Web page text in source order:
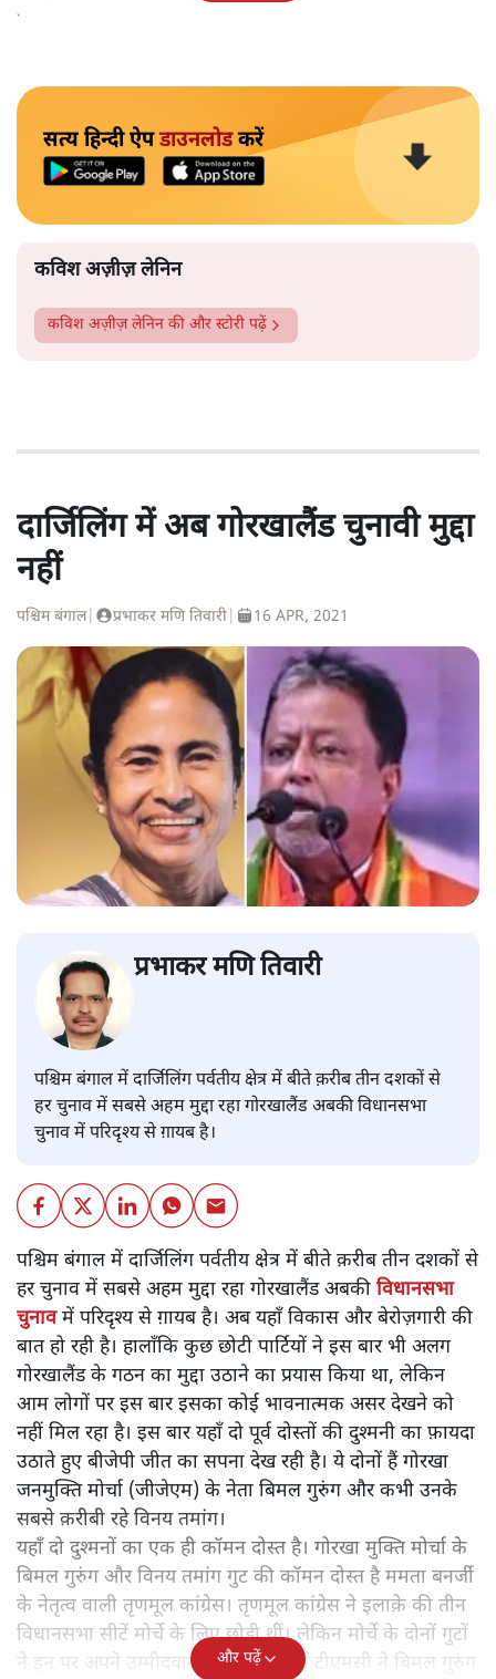
का विसर्जन देखने को मजबूर है।
सत्य हिन्दी ऐपडाउनलोडकरें
कविश अज़ीज़ लेनिन
कविश अज़ीज़ लेनिन की और स्टोरी पढ़ें
दार्जिलिंग में अब गोरखालैंड चुनावी मुद्दा
नहीं
पश्चिम बंगाल| प्रभाकर मणि तिवारी 16 APR, 2021
प्रभाकर मणि तिवारी
पश्चिम बंगाल में दार्जिलिंग पर्वतीय क्षेत्र में बीते क़रीब तीन दशकों से
हर चुनाव में सबसे अहम मुद्दा रहा गोरखालैंड अबकी विधानसभा
चुनाव में परिदृश्य से ग़ायब है।
पश्चिम बंगाल में दार्जिलिंग पर्वतीय क्षेत्र में बीते क़रीब तीन दशकों से
हर चुनाव में सबसे अहम मुद्दा रहा गोरखालैंड अबकी विधानसभा
चुनावमें परिदृश्य से ग़ायब है। अब यहाँ विकास और बेरोज़गारी की
बात हो रही है। हालाँकि कुछ छोटी पार्टियों ने इस बार भी अलग
गोरखालैंड के गठन का मुद्दा उठाने का प्रयास किया था, लेकिन
आम लोगों पर इस बार इसका कोई भावनात्मक असर देखने को
नहीं मिल रहा है। इस बार यहाँ दो पूर्व दोस्तों की दुश्मनी का फ़ायदा
उठाते हुए बीजेपी जीत का सपना देख रही है। ये दोनों हैं गोरखा
जनमुक्ति मोर्चा (जीजेएम) के नेता बिमल गुरुंग और कभी उनके
सबसे क़रीबी रहे विनय तमांग।
यहाँ दो दुश्मनों का एक ही कॉमन दोस्त है। गोरखा मुक्ति मोर्चा के
बिमल गुरुंग और विनय तमांग गुट की कॉमन दोस्त है ममता बनर्जी
के नेतृत्व वाली तृणमूल कांग्रेस। तृणमूल कांग्रेस ने इलाक़े की तीन
विधानसभा सीटें मोर्चे के लिए छोड़ी थीं। लेकिन मोर्चे के दोनों गुटों
ने इन पर अपने उम्मीदवार उतारे हैं। बाद में टीएमसी ने बिमल गुरुंग
और पढ़ें